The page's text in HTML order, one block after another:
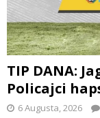
TIP DANA:
Policajci
6 Augusta, 2026